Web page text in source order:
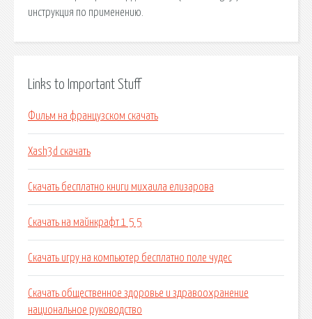
инструкция по применению.
Links to Important Stuff
Фильм на французском скачать
Xash3d скачать
Скачать бесплатно книги михаила елизарова
Скачать на майнкрафт 1 5 5
Скачать игру на компьютер бесплатно поле чудес
Скачать общественное здоровье и здравоохранение
национальное руководство